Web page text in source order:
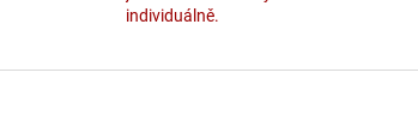
individuálně.